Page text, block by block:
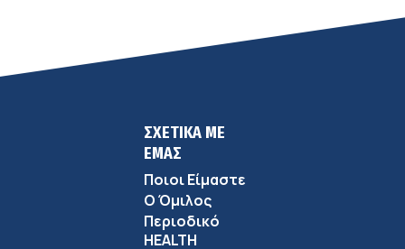
ΣΧΕΤΙΚΑ ΜΕ
ΕΜΑΣ
Ποιοι Είμαστε
Ο Όμιλος
Περιοδικό
HEALTH